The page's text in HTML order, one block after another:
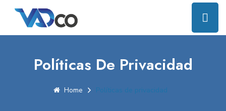
Políticas De Privacidad
Home Políticas de privacidad